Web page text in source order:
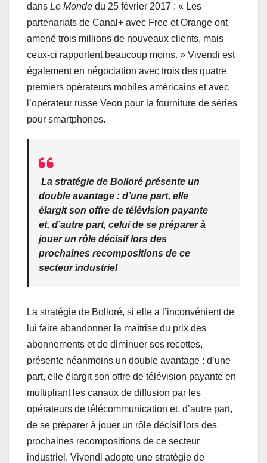
dans Le Monde du 25 février 2017 : « Les
partenariats de Canal+ avec Free et Orange ont
amené trois millions de nouveaux clients, mais
ceux-ci rapportent beaucoup moins. » Vivendi est
également en négociation avec trois des quatre
premiers opérateurs mobiles américains et avec
l’opérateur russe Veon pour la fourniture de séries
pour smartphones.
La stratégie de Bolloré présente un
double avantage : d’une part, elle
élargit son offre de télévision payante
et, d’autre part, celui de se préparer à
jouer un rôle décisif lors des
prochaines recompositions de ce
secteur industriel
La stratégie de Bolloré, si elle a l’inconvénient de
lui faire abandonner la maîtrise du prix des
abonnements et de diminuer ses recettes,
présente néanmoins un double avantage : d’une
part, elle élargit son offre de télévision payante en
multipliant les canaux de diffusion par les
opérateurs de télécommunication et, d’autre part,
de se préparer à jouer un rôle décisif lors des
prochaines recompositions de ce secteur
industriel. Vivendi adopte une stratégie de